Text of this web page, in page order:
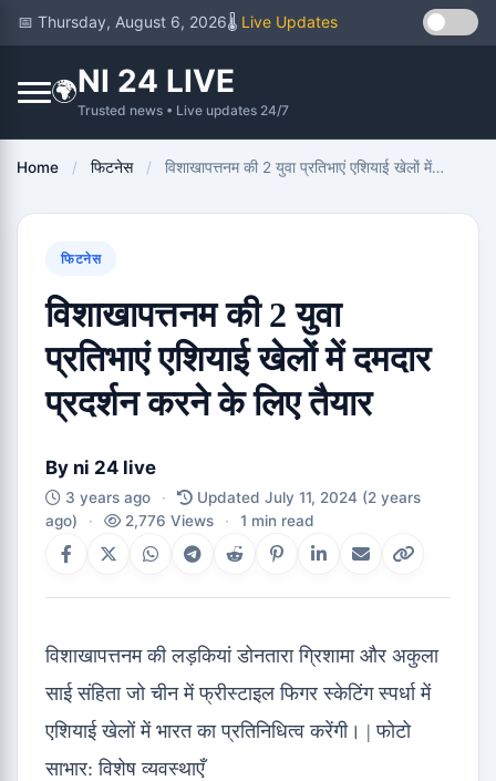
📅 Thursday, August 6, 2026🌡️ Live Updates
🌍NI 24 LIVE
Trusted news • Live updates 24/7
Home / फिटनेस / विशाखापत्तनम की 2 युवा प्रतिभाएं एशियाई खेलों में…
फिटनेस
विशाखापत्तनम की 2 युवा
प्रतिभाएं एशियाई खेलों में दमदार
प्रदर्शन करने के लिए तैयार
By ni 24 live
3 years ago · Updated July 11, 2024 (2 years
ago)
· 2,776 Views · 1 min read
विशाखापत्तनम की लड़कियां डोनतारा ग्रिशामा और अकुला
साई संहिता जो चीन में फ्रीस्टाइल फिगर स्केटिंग स्पर्धा में
एशियाई खेलों में भारत का प्रतिनिधित्व करेंगी। | फोटो
साभार: विशेष व्यवस्थाएँ